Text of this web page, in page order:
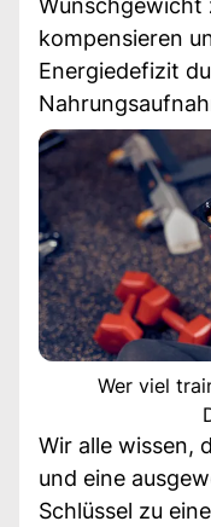
Wunschgewicht
kompensieren
Energiedefizit
Wer viel
Wir alle wissen,
und eine
Schlüssel zu